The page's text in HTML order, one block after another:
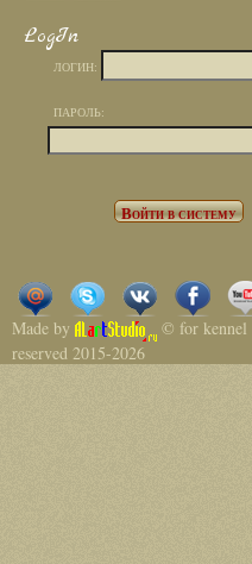
LogIn
ЛОГИН:
ПАРОЛЬ:
Made by © for kennel
reserved 2015-2026